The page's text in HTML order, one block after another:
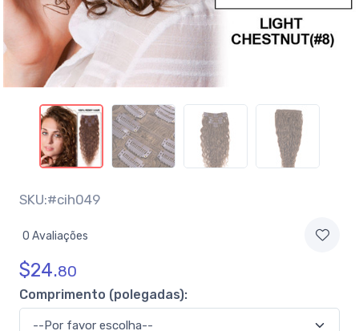
SKU:#cih049
0 Avaliações
$24.80
Comprimento (polegadas):